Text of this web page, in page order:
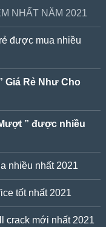
NHẤT NĂM 2021
được mua nhiều
Giá Rẻ Như Cho
” được nhiều
nhiều nhất 2021
tốt nhất 2021
crack mới nhất 2021